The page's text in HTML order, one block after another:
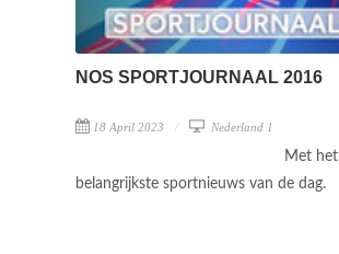
NOS SPORTJOURNAAL 2016
18 April 2023 Nederland 1
Met het
belangrijkste sportnieuws van de dag.